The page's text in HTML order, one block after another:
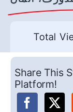
Total
Share This
Platform!